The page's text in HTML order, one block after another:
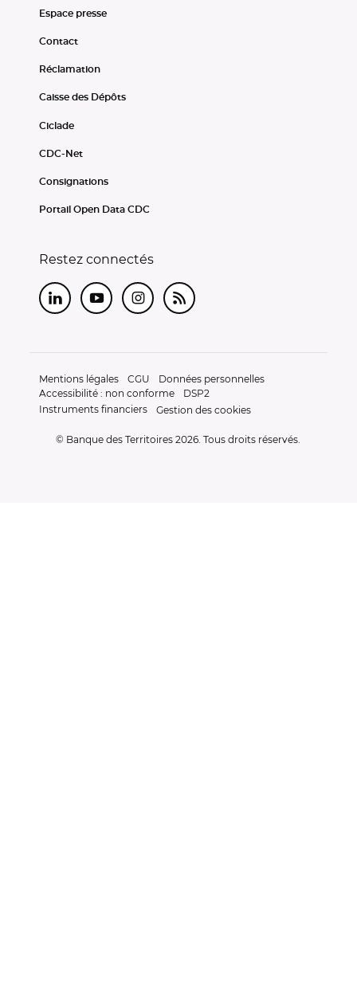
Espace presse
Contact
Réclamation
Caisse des Dépôts
Ciclade
CDC-Net
Consignations
Portail Open Data CDC
Restez connectés
LinkedInYoutubeInstagram
RSS
Mentions légales CGU
Données personnelles
Accessibilité : non conforme
DSP2
Instruments financiers
Gestion des cookies
© Banque des Territoires 2026. Tous droits réservés.